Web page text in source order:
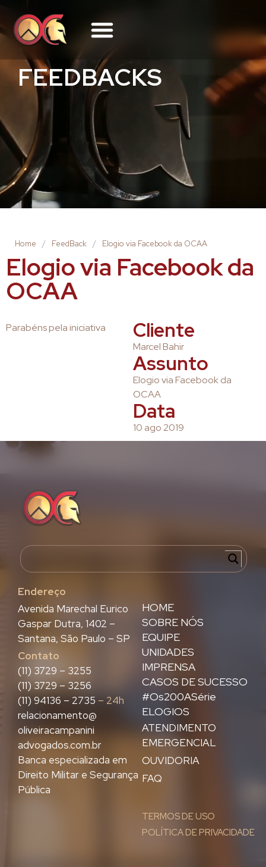
FEEDBACKS
Home / FeedBack / Elogio via Facebook da OCAA
Elogio via Facebook da
OCAA
Parabéns pela iniciativa Cliente
Marcel Bahir
Assunto
Elogio via Facebook da
OCAA
Data
10 ago 2019
Endereço
HOME
SOBRE NÓS
EQUIPE
UNIDADES
IMPRENSA
CASOS DE SUCESSO
#Os200ASérie
ELOGIOS
ATENDIMENTO
EMERGENCIAL
OUVIDORIA
FAQ
TERMOS DE USO
POLÍTICA DE PRIVACIDADE
Avenida Marechal Eurico
Gaspar Dutra, 1402 –
Santana, São Paulo – SP
Contato
(11) 3729 – 3255
(11) 3729 – 3256
(11) 94136 – 2735 – 24h
relacionamento@
oliveiracampanini
advogados.com.br
Banca especializada em
Direito Militar e Segurança
Pública